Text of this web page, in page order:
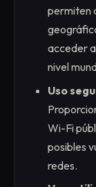
permiten
acceder
nivel
Uso
Wi-Fi
posibles
redes.